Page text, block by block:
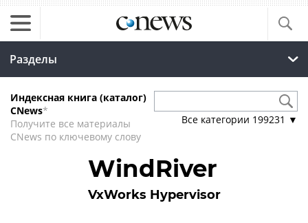
Разделы
Индексная книга (каталог)
CNews*
Получите все материалы
CNews по ключевому слову
Все категории 199231 ▼
WindRiver
VxWorks Hypervisor